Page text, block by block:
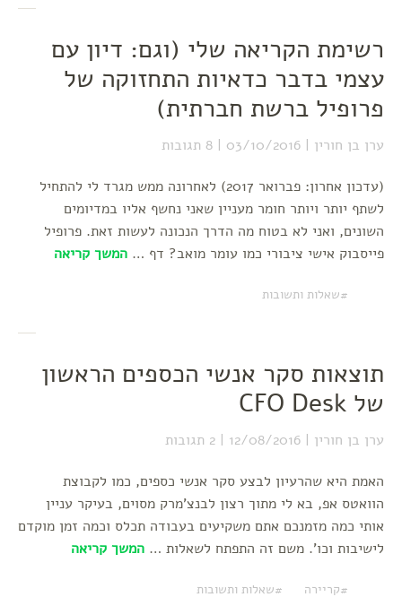
רשימת הקריאה שלי (וגם: דיון עם
עצמי בדבר כדאיות התחזוקה של
פרופיל ברשת חברתית)
ערן בן חורין 03/10/2016 8 תגובות
(עדכון אחרון: פברואר 2017) לאחרונה ממש מגרד לי להתחיל
לשתף יותר ויותר חומר מעניין שאני נחשף אליו במדיומים
השונים, ואני לא בטוח מה הדרך הנכונה לעשות זאת. פרופיל
פייסבוק אישי ציבורי כמו עומר מואב? דף … המשך קריאה
שאלות ותשובות
תוצאות סקר אנשי הכספים הראשון
של CFO Desk
ערן בן חורין 12/08/2016 2 תגובות
האמת היא שהרעיון לבצע סקר אנשי כספים, כמו לקבוצת
הוואטס אפ, בא לי מתוך רצון לבנצ'מרק מסוים, בעיקר עניין
אותי כמה מזמנכם אתם משקיעים בעבודה תכלס וכמה זמן מוקדם
לישיבות וכו'. משם זה התפתח לשאלות … המשך קריאה
קריירה שאלות ותשובות